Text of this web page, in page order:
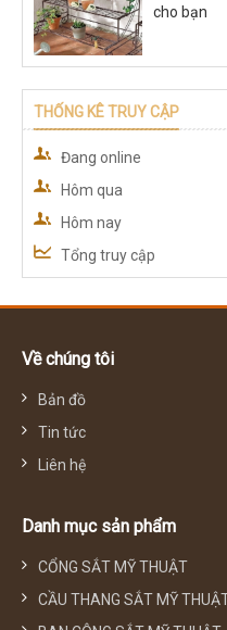
cho bạn
THỐNG KÊ TRUY CẬP
Đang online
Hôm qua
Hôm nay
Tổng truy cập
Về chúng tôi
Bản đồ
Tin tức
Liên hệ
Danh mục sản phẩm
CỔNG SẮT MỸ THUẬT
CẦU THANG SẮT MỸ